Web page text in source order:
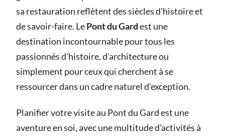
sa restauration reflètent des siècles d'histoire et
de savoir-faire. LePont du Gardest une
destination incontournable pour tous les
passionnés d'histoire, d'architecture ou
simplement pour ceux qui cherchent à se
ressourcer dans un cadre naturel d'exception.
Planifier votre visite au Pont du Gard est une
aventure en soi, avec une multitude d'activités à